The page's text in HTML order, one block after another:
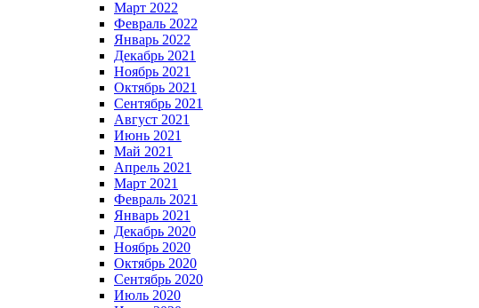
Март 2022
Февраль 2022
Январь 2022
Декабрь 2021
Ноябрь 2021
Октябрь 2021
Сентябрь 2021
Август 2021
Июнь 2021
Май 2021
Апрель 2021
Март 2021
Февраль 2021
Январь 2021
Декабрь 2020
Ноябрь 2020
Октябрь 2020
Сентябрь 2020
Июль 2020